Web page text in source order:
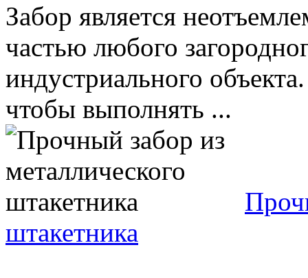
Забор является
частью любого
индустриального
чтобы выполнять ...
штакетника